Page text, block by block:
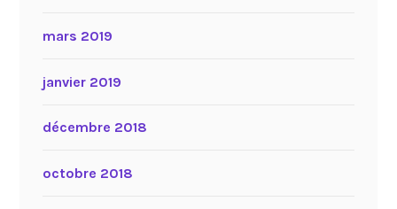
mars 2019
janvier 2019
décembre 2018
octobre 2018